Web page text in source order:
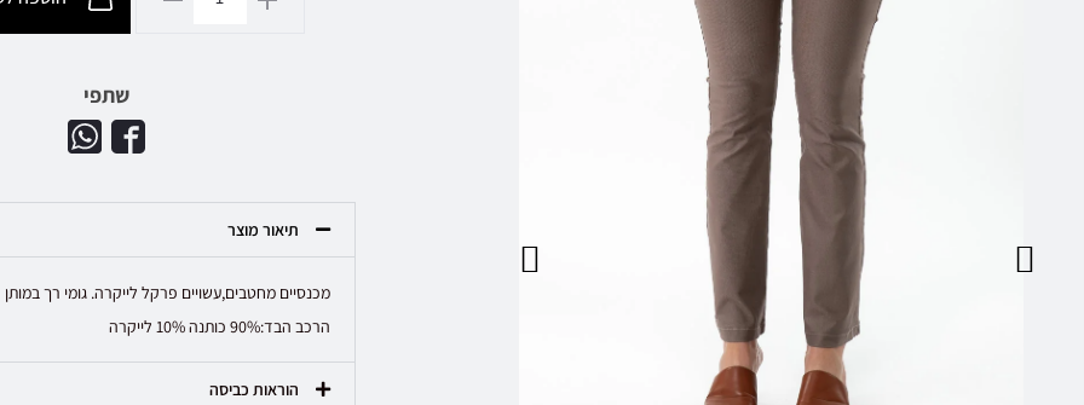
שתפי
תיאור מוצר
מכנסיים מחטבים,עשויים פרקל לייקרה. גומי רך במותן
הרכב הבד:90% כותנה 10% לייקרה
הוראות כביסה